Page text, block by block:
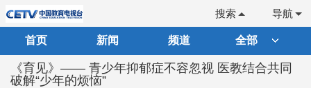
导航
搜索
首页 新闻 频道 全部
《育见》—— 青少年抑郁症不容忽视 医教结合共同
破解“少年的烦恼”